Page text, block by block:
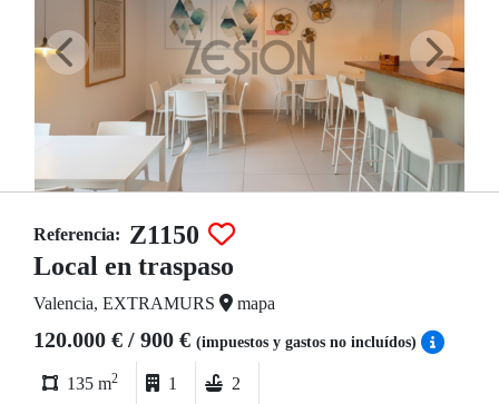
Referencia: Z1150
Local en traspaso
Valencia, EXTRAMURS mapa
120.000 € / 900 € (impuestos y gastos no incluídos)
135 m2 1 2